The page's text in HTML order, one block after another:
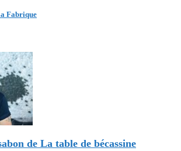
Fabrique
de La table de bécassine